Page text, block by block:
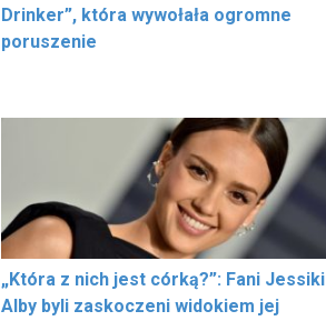
Drinker”, która wywołała ogromne
poruszenie
„Która z nich jest córką?”: Fani Jessiki
Alby byli zaskoczeni widokiem jej